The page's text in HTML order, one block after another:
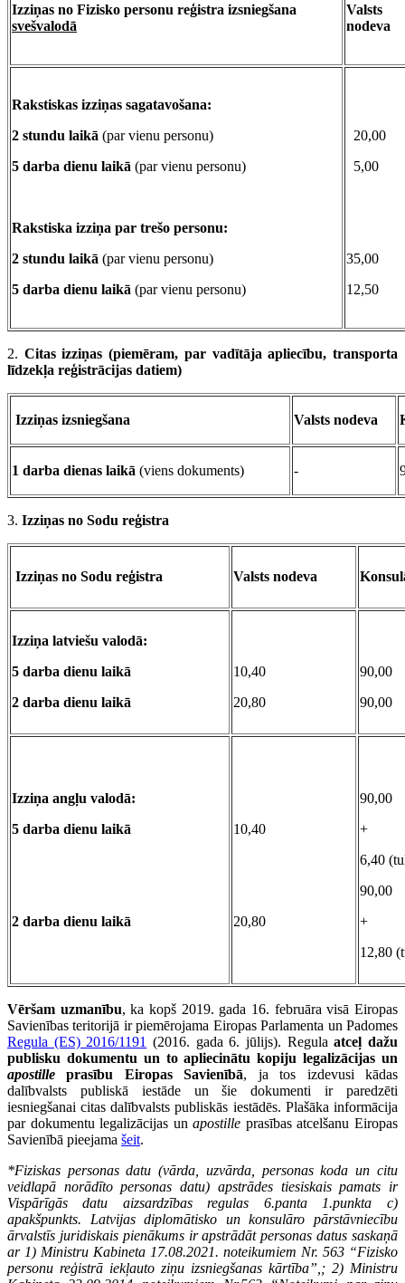
Izziņas no Fizisko personu reģistra izsniegšana
svešvalodā
Valsts
nodeva
Rakstiskas izziņas sagatavošana:
2 stundu laikā (par vienu personu)
5 darba dienu laikā (par vienu personu)
Rakstiska izziņa par trešo personu:
2 stundu laikā (par vienu personu)
5 darba dienu laikā (par vienu personu)
20,00
5,00
35,00
12,50
2. Citas izziņas (piemēram, par vadītāja apliecību, transporta
līdzekļa reģistrācijas datiem)
Izziņas izsniegšana Valsts nodeva
1 darba dienas laikā (viens dokuments) -
3. Izziņas no Sodu reģistra
Izziņas no Sodu reģistra Valsts nodeva
Izziņa latviešu valodā:
5 darba dienu laikā
2 darba dienu laikā
10,40
20,80
90,00
90,00
Izziņa angļu valodā:
5 darba dienu laikā
2 darba dienu laikā
10,40
20,80
90,00
+
6,40
90,00
+
12,80
Vēršam uzmanību, ka kopš 2019. gada 16. februāra visā Eiropas
Savienības teritorijā ir piemērojama Eiropas Parlamenta un Padomes
Regula (ES) 2016/1191 (2016. gada 6. jūlijs). Regulaatceļ dažu
publisku dokumentu un to apliecinātu kopiju legalizācijas un
apostille prasību Eiropas Savienībā, ja tos izdevusi kādas
dalībvalsts publiskā iestāde un šie dokumenti ir paredzēti
iesniegšanai citas dalībvalsts publiskās iestādēs. Plašāka informācija
par dokumentu legalizācijas unapostille prasības atcelšanu Eiropas
Savienībā pieejama šeit.
*Fiziskas personas datu (vārda, uzvārda, personas koda un citu
veidlapā norādīto personas datu) apstrādes tiesiskais pamats ir
Vispārīgās datu aizsardzības regulas 6.panta 1.punkta c)
apakšpunkts. Latvijas diplomātisko un konsulāro pārstāvniecību
ārvalstīs juridiskais pienākums ir apstrādāt personas datus saskaņā
ar 1) Ministru Kabineta 17.08.2021. noteikumiem Nr. 563 “Fizisko
personu reģistrā iekļauto ziņu izsniegšanas kārtība”,; 2) Ministru